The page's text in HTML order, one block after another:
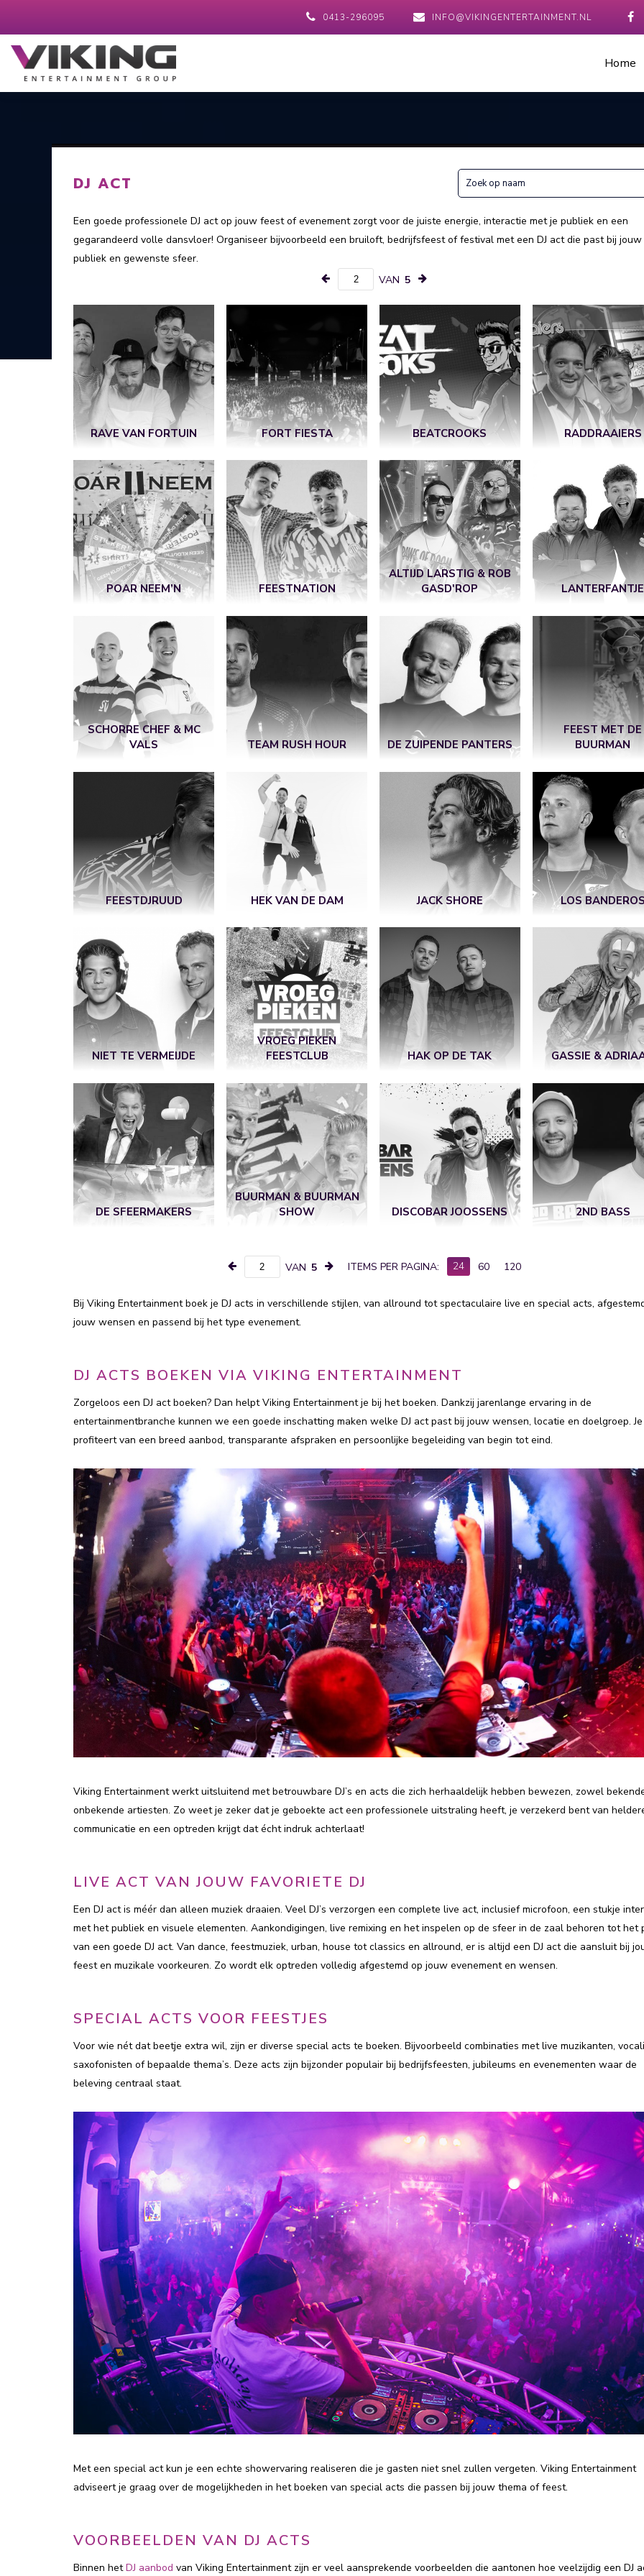
0413-296095 INFO@VIKINGENTERTAINMENT.NL
Home
DJ ACT
Een goede professionele DJ act op jouw feest of evenement zorgt voor de juiste energie, interactie met je publiek en een
gegarandeerd volle dansvloer! Organiseer bijvoorbeeld een bruiloft, bedrijfsfeest of festival met een DJ act die past bij jouw
publiek en gewenste sfeer.
VAN 5
RAVE VAN FORTUIN FORT FIESTA BEATCROOKS RADDRAAIERS
POAR NEEM’N FEESTNATION
ALTIJD LARSTIG & ROB
GASD'ROP
LANTERFANTJE
SCHORRE CHEF & MC
VALS
TEAM RUSH HOUR DE ZUIPENDE PANTERS
FEEST MET DE
BUURMAN
FEESTDJRUUD HEK VAN DE DAM JACK SHORE LOS
NIET TE VERMEIJDE
VROEG PIEKEN
FEESTCLUB
HAK OP DE TAK GASSIE &
DE SFEERMAKERS
BUURMAN & BUURMAN
SHOW
DISCOBAR JOOSSENS 2ND BASS
VAN 5 ITEMS PER PAGINA: 24 60 120
Bij Viking Entertainment boek je DJ acts in verschillende stijlen, van allround tot spectaculaire live en special acts,
jouw wensen en passend bij het type evenement.
DJ ACTS BOEKEN VIA VIKING ENTERTAINMENT
Zorgeloos een DJ act boeken? Dan helpt Viking Entertainment je bij het boeken. Dankzij jarenlange ervaring in de
entertainmentbranche kunnen we een goede inschatting maken welke DJ act past bij jouw wensen, locatie en doelgroep. Je
profiteert van een breed aanbod, transparante afspraken en persoonlijke begeleiding van begin tot eind.
Viking Entertainment werkt uitsluitend met betrouwbare DJ’s en acts die zich herhaaldelijk hebben bewezen, zowel
onbekende artiesten. Zo weet je zeker dat je geboekte act een professionele uitstraling heeft, je verzekerd bent van
communicatie en een optreden krijgt dat écht indruk achterlaat!
LIVE ACT VAN JOUW FAVORIETE DJ
Een DJ act is méér dan alleen muziek draaien. Veel DJ’s verzorgen een complete live act, inclusief microfoon, een stukje
met het publiek en visuele elementen. Aankondigingen, live remixing en het inspelen op de sfeer in de zaal behoren tot het
van een goede DJ act. Van dance, feestmuziek, urban, house tot classics en allround, er is altijd een DJ act die aansluit bij
feest en muzikale voorkeuren. Zo wordt elk optreden volledig afgestemd op jouw evenement en wensen.
SPECIAL ACTS VOOR FEESTJES
Voor wie nét dat beetje extra wil, zijn er diverse special acts te boeken. Bijvoorbeeld combinaties met live muzikanten,
saxofonisten of bepaalde thema’s. Deze acts zijn bijzonder populair bij bedrijfsfeesten, jubileums en evenementen waar de
beleving centraal staat.
Met een special act kun je een echte showervaring realiseren die je gasten niet snel zullen vergeten. Viking Entertainment
adviseert je graag over de mogelijkheden in het boeken van special acts die passen bij jouw thema of feest.
VOORBEELDEN VAN DJ ACTS
Binnen hetDJ aanbod van Viking Entertainment zijn er veel aansprekende voorbeelden die aantonen hoe veelzijdig een DJ